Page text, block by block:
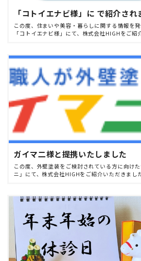
「コトイエナビ様」に で紹介され
この度、住まいや美容・暮らしに関する情報を
「コトイエナビ様」にて、株式会社HIGHをご紹
ガイマ二様と提携いたしました
この度、外壁塗装をご検討されている方に向け
ニ」にて、株式会社HIGHをご紹介いただきまし